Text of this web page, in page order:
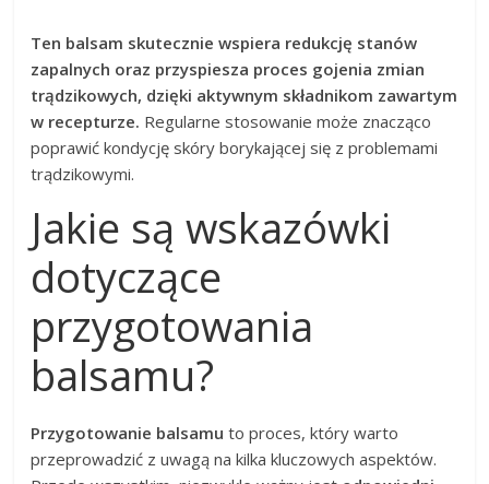
Ten balsam skutecznie wspiera redukcję stanów
zapalnych oraz przyspiesza proces gojenia zmian
trądzikowych, dzięki aktywnym składnikom zawartym
w recepturze. Regularne stosowanie może znacząco
poprawić kondycję skóry borykającej się z problemami
trądzikowymi.
Jakie są wskazówki
dotyczące
przygotowania
balsamu?
Przygotowanie balsamu to proces, który warto
przeprowadzić z uwagą na kilka kluczowych aspektów.